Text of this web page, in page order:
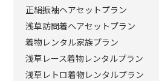
正絹振袖ヘアセットプラン
浅草訪問着ヘアセットプラン
着物レンタル家族プラン
浅草レース着物レンタルプラン
浅草レトロ着物レンタルプラン